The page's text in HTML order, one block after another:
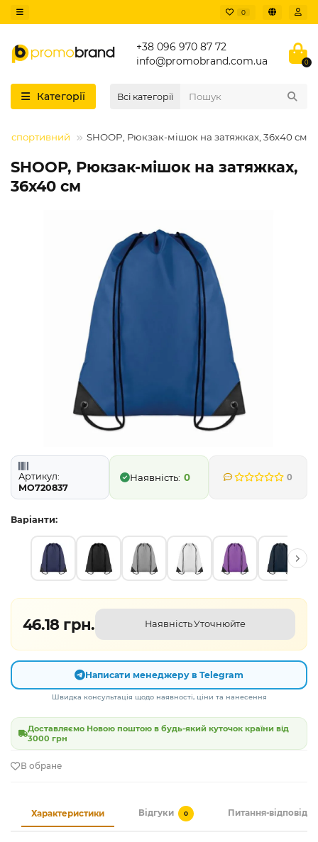
0
+38 096 970 87 72
info@promobrand.com.ua
0
Категорії Всі категорії
спортивний SHOOP, Рюкзак-мішок на затяжках, 36х40 см
SHOOP, Рюкзак-мішок на затяжках,
36х40 см
Артикул:
MO720837
0 0
Варіанти:
46.18 грн. Наявність Уточнюйте
Написати менеджеру в Telegram
Швидка консультація щодо наявності, ціни та нанесення
Доставляємо Новою поштою в будь-який куточок країни від
3000 грн
В обране
Характеристики Відгуки 0 Питання-відповідь